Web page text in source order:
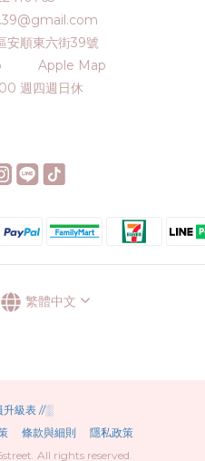
安順東六街39號
Apple Map
週四週日休
繁體中文
升級表 //░
條款與細則
隱私政策
All rights reserved.